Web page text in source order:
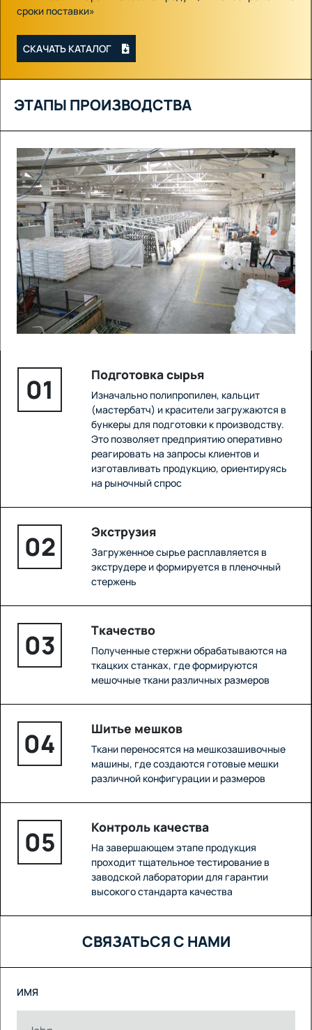
сроки поставки»
СКАЧАТЬ КАТАЛОГ
ЭТАПЫ ПРОИЗВОДСТВА
01 Подготовка сырья
Изначально полипропилен, кальцит
(мастербатч) и красители загружаются в
бункеры для подготовки к производству.
Это позволяет предприятию оперативно
реагировать на запросы клиентов и
изготавливать продукцию, ориентируясь
на рыночный спрос
02 Экструзия
Загруженное сырье расплавляется в
экструдере и формируется в пленочный
стержень
03 Ткачество
Полученные стержни обрабатываются на
ткацких станках, где формируются
мешочные ткани различных размеров
04 Шитье мешков
Ткани переносятся на мешкозашивочные
машины, где создаются готовые мешки
различной конфигурации и размеров
05 Контроль качества
На завершающем этапе продукция
проходит тщательное тестирование в
заводской лаборатории для гарантии
высокого стандарта качества
СВЯЗАТЬСЯ С НАМИ
ИМЯ